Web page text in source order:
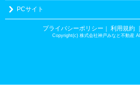
PCサイト
プライバシーポリシー ｜ 利用規約
Copyright(c) 株式会社神戸みなと不動産